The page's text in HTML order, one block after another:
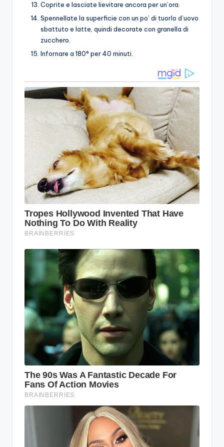
Coprite e lasciate lievitare ancora per un’ora.
Spennellate la superficie con un po’ di tuorlo d’uovo
sbattuto e latte, quindi decorate con granella di
zucchero.
Infornare a 180° per 40 minuti.